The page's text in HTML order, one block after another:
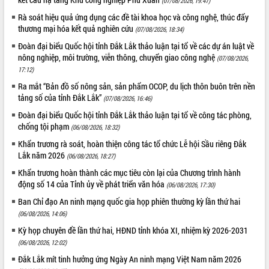
Tháo gỡ những vướng mắc, đẩy mạnh
công tác cải cách thủ tục hành chính
tại Trung tâm Phục vụ hành chính
công tỉnh
Đắk Lắk: Tôn vinh 46 giải pháp tại Hội
thi Sáng tạo Kỹ thuật 2024 - 2025
Đắk Lắk rà soát, điều chỉnh Đề án 190
về phát triển nuôi trồng thủy sản
Phó Chủ tịch UBND tỉnh Đắk Lắk
Trương Công Thái kiểm tra thực địa
Dự án cao tốc Khánh Hòa - Buôn Ma
Thuột
Định vị cà phê Việt Nam như một “di
sản sống” trong dòng chảy toàn cầu
Xây dựng nông thôn mới: Nâng cao đời
sống người dân từ những mô hình thiết
thực
Quyết liệt tháo gỡ vướng mắc, đẩy
nhanh tiến độ các dự án trọng điểm
trong Khu kinh tế Nam Phú Yên
Rà soát hiệu quả ứng dụng các đề tài khoa học và công nghệ, thúc đẩy
thương mại hóa kết quả nghiên cứu (07/08/2026, 18:34)
Đoàn đại biểu Quốc hội tỉnh Đắk Lắk thảo luận tại tổ về các dự án luật về
nông nghiệp, môi trường, viễn thông, chuyển giao công nghệ (07/08/2026,
17:12)
Ra mắt “Bản đồ số nông sản, sản phẩm OCOP, du lịch thôn buôn trên nền
tảng số của tỉnh Đắk Lắk” (07/08/2026, 16:46)
Đoàn đại biểu Quốc hội tỉnh Đắk Lắk thảo luận tại tổ về công tác phòng,
chống tội phạm (06/08/2026, 18:32)
Khẩn trương rà soát, hoàn thiện công tác tổ chức Lễ hội Sầu riêng Đắk
Lắk năm 2026 (06/08/2026, 18:27)
Khẩn trương hoàn thành các mục tiêu còn lại của Chương trình hành
động số 14 của Tỉnh ủy về phát triển văn hóa (06/08/2026, 17:30)
Ban Chỉ đạo An ninh mạng quốc gia họp phiên thường kỳ lần thứ hai
(06/08/2026, 14:06)
Kỳ họp chuyên đề lần thứ hai, HĐND tỉnh khóa XI, nhiệm kỳ 2026-2031
(06/08/2026, 12:02)
Đắk Lắk mít tinh hưởng ứng Ngày An ninh mạng Việt Nam năm 2026